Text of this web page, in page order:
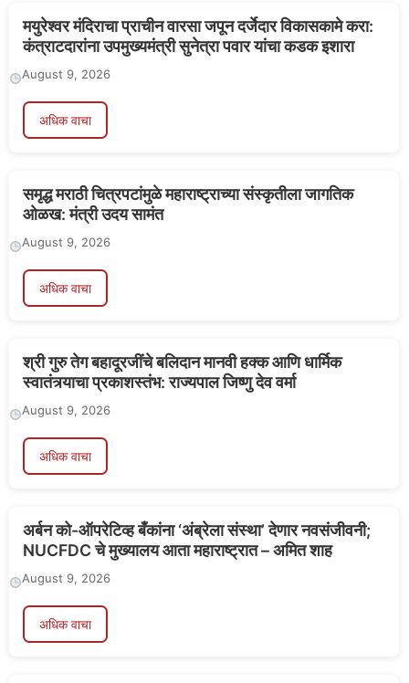
मयुरेश्वर मंदिराचा प्राचीन वारसा जपून दर्जेदार विकासकामे करा:
कंत्राटदारांना उपमुख्यमंत्री सुनेत्रा पवार यांचा कडक इशारा
August 9, 2026
अधिक वाचा
समृद्ध मराठी चित्रपटांमुळे महाराष्ट्राच्या संस्कृतीला जागतिक
ओळख: मंत्री उदय सामंत
August 9, 2026
अधिक वाचा
श्री गुरु तेग बहादूरजींचे बलिदान मानवी हक्क आणि धार्मिक
स्वातंत्र्याचा प्रकाशस्तंभ: राज्यपाल जिष्णु देव वर्मा
August 9, 2026
अधिक वाचा
अर्बन को-ऑपरेटिव्ह बँकांना ‘अंब्रेला संस्था’ देणार नवसंजीवनी;
NUCFDC चे मुख्यालय आता महाराष्ट्रात – अमित शाह
August 9, 2026
अधिक वाचा